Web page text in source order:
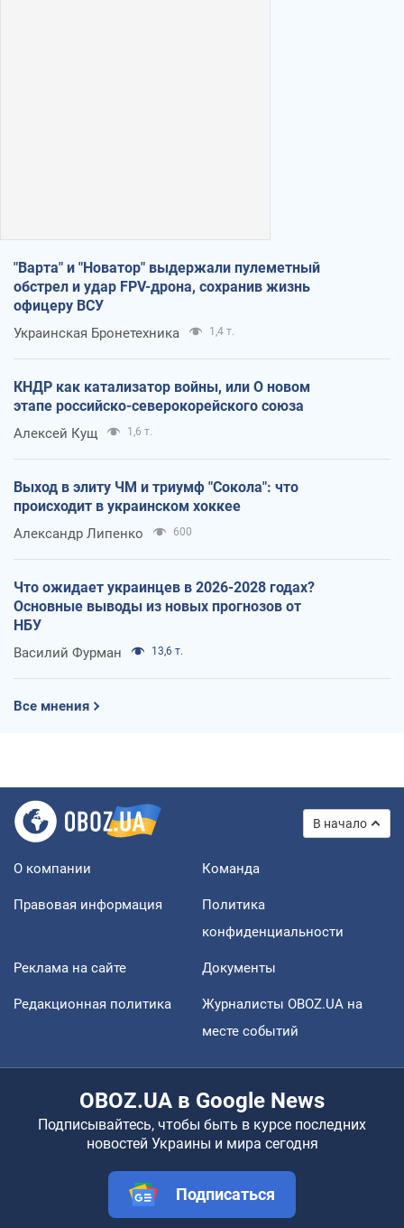
"Варта" и "Новатор" выдержали пулеметный
обстрел и удар FPV-дрона, сохранив жизнь
офицеру ВСУ
Украинская Бронетехника 1,4 т.
КНДР как катализатор войны, или О новом
этапе российско-северокорейского союза
Алексей Кущ 1,6 т.
Выход в элиту ЧМ и триумф "Сокола": что
происходит в украинском хоккее
Александр Липенко 600
Что ожидает украинцев в 2026-2028 годах?
Основные выводы из новых прогнозов от
НБУ
Василий Фурман 13,6 т.
Все мнения
В начало
О компании Команда
Правовая информация
Политика
конфиденциальности
Реклама на сайте Документы
Редакционная политика
Журналисты OBOZ.UA на
месте событий
OBOZ.UA в Google News
Подписывайтесь, чтобы быть в курсе последних
новостей Украины и мира сегодня
Подписаться